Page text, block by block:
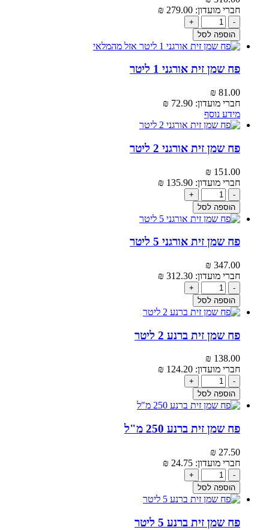
חברי מועדון:
₪ 279.00‬
-
+
הוספה לסל
אזל מהמלאי
פח שמן זית אורגני 1 ליטר
₪ 81.00‬
חברי מועדון:
₪ 72.90‬
מידע נוסף
פח שמן זית אורגני 2 ליטר
₪ 151.00‬
חברי מועדון:
₪ 135.90‬
-
+
הוספה לסל
פח שמן זית אורגני 5 ליטר
₪ 347.00‬
חברי מועדון:
₪ 312.30‬
-
+
הוספה לסל
פח שמן זית ברנע 2 ליטר
₪ 138.00‬
חברי מועדון:
₪ 124.20‬
-
+
הוספה לסל
פח שמן זית ברנע 250 מ"ל
₪ 27.50‬
חברי מועדון:
₪ 24.75‬
-
+
הוספה לסל
פח שמן זית ברנע 5 ליטר